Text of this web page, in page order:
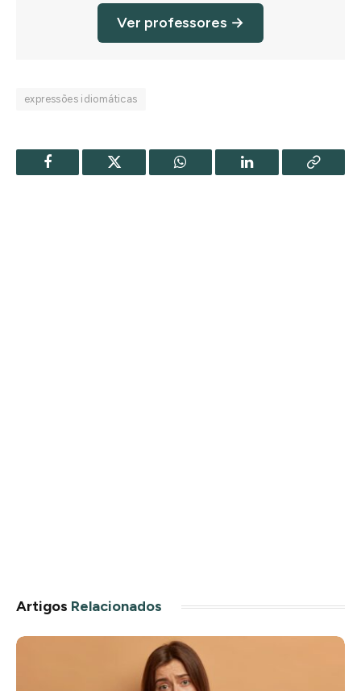
Ver professores →
expressões idiomáticas
Facebook Twitter WhatsApp LinkedIn
Copy
Artigos Relacionados